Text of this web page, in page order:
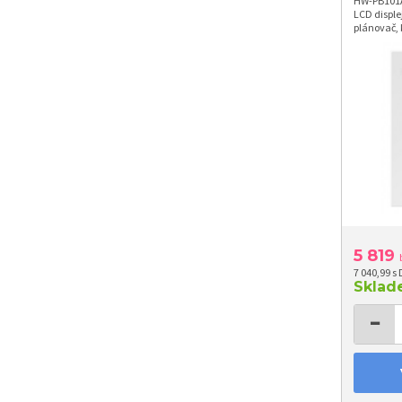
LCD
plánovač,
5 819
7 040,99 s
−